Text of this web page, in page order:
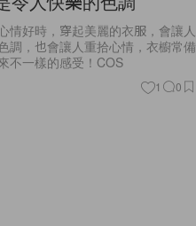
情好時，穿起美麗的衣服，會讓人
調，也會讓人重拾心情，衣櫥常備
不一樣的感受！COS
1 0